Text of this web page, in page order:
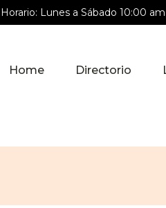
Horario: Lunes a Sábado 10:00
Home Directorio